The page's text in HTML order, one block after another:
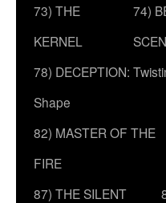
73) THE
KERNEL
74)
78) DECEPTION:
Shape
82) MASTER OF THE
FIRE
87) THE SILENT